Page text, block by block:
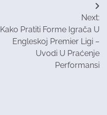
Next:
Kako Pratiti Forme Igrača U
Engleskoj Premier Ligi –
Uvodi U Praćenje
Performansi